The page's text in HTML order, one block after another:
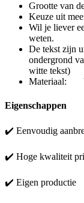
Grootte van
Keuze uit
Wil je liever
weten.
De tekst zijn
ondergrond
witte tekst)
Materiaal:
Eigenschappen
✔️ Eenvoudig
✔️ Hoge kwaliteit
✔️ Eigen productie